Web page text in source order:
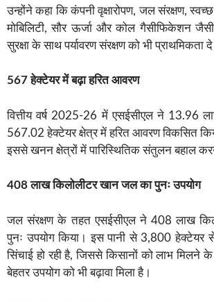
उन्होंने कहा कि कंपनी वृक्षारोपण, जल संरक्षण,
मोबिलिटी, सौर ऊर्जा और कोल गैसीफिकेशन
सुरक्षा के साथ पर्यावरण संरक्षण को भी प्राथमिकता दे
567 हेक्टेयर में बढ़ा हरित आवरण
वित्तीय वर्ष 2025-26 में एसईसीएल ने 13.96
567.02 हेक्टेयर क्षेत्र में हरित आवरण विकसित
इससे खनन क्षेत्रों में पारिस्थितिक संतुलन बहाल
408 लाख किलोलीटर खान जल का पुनः उपयोग
जल संरक्षण के तहत एसईसीएल ने 408 लाख
पुनः उपयोग किया। इस पानी से 3,800 हेक्टेयर
सिंचाई हो रही है, जिससे किसानों को लाभ
बेहतर उपयोग को भी बढ़ावा मिला है।